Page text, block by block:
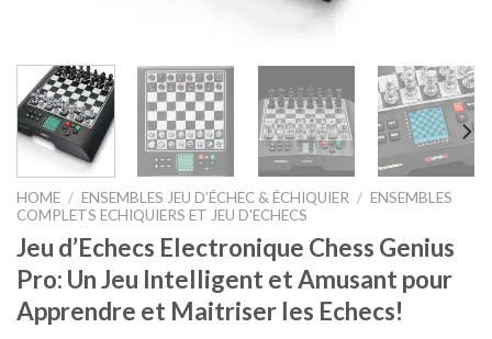
HOME / ENSEMBLES JEU D’ÉCHEC & ÉCHIQUIER / ENSEMBLES
COMPLETS ECHIQUIERS ET JEU D'ECHECS
Jeu d’Echecs Electronique Chess Genius
Pro: Un Jeu Intelligent et Amusant pour
Apprendre et Maitriser les Echecs!